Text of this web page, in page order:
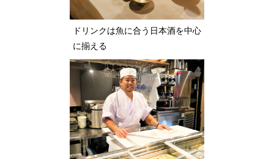
ドリンクは魚に合う日本酒を中心
に揃える